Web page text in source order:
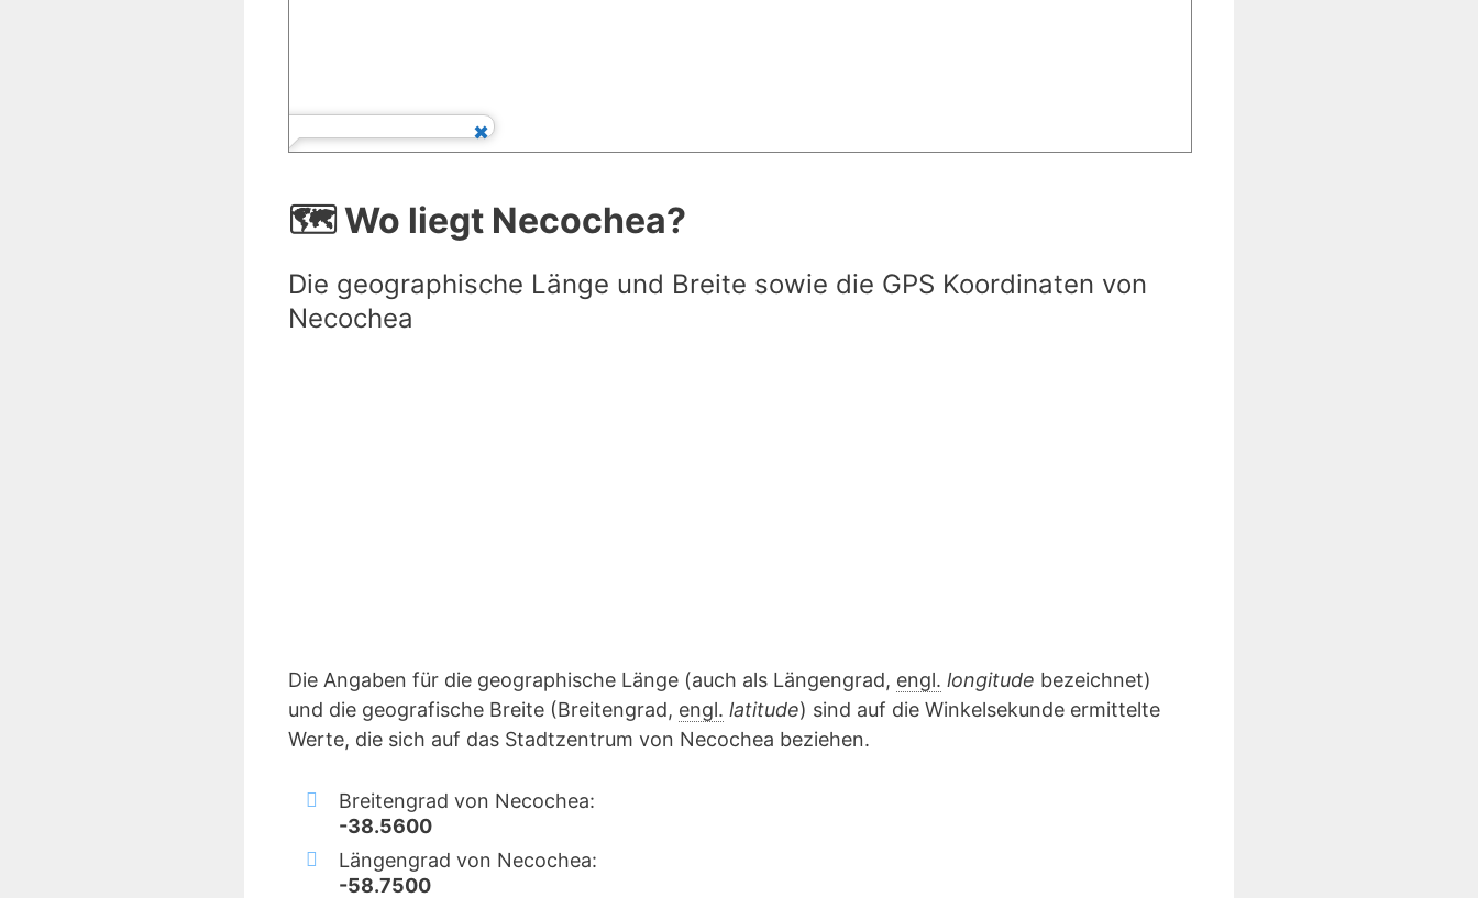
🗺️ Wo liegt Necochea?
Die geographische Länge und Breite sowie die GPS Koordinaten von
Necochea
Die Angaben für die geographische Länge (auch als Längengrad, engl. longitude bezeichnet)
und die geografische Breite (Breitengrad, engl. latitude) sind auf die Winkelsekunde ermittelte
Werte, die sich auf das Stadtzentrum von Necochea beziehen.
Breitengrad von Necochea:
-38.5600
Längengrad von Necochea:
-58.7500